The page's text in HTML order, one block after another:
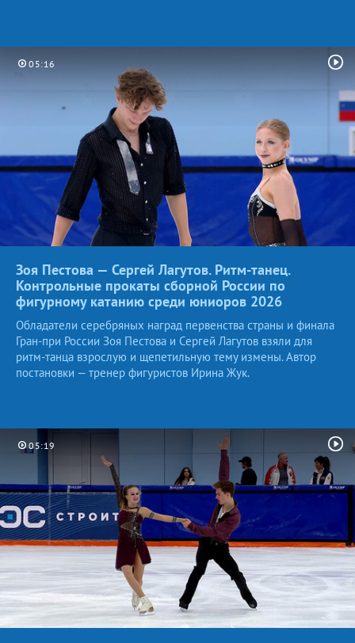
05:16
Зоя Пестова — Сергей Лагутов. Ритм-танец.
Контрольные прокаты сборной России по
фигурному катанию среди юниоров 2026
Обладатели серебряных наград первенства страны и финала
Гран-при России Зоя Пестова и Сергей Лагутов взяли для
ритм-танца взрослую и щепетильную тему измены. Автор
постановки — тренер фигуристов Ирина Жук.
05:19